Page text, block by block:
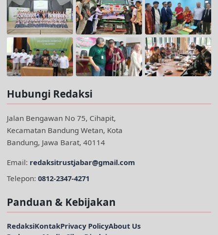
Hubungi Redaksi
Jalan Bengawan No 75, Cihapit,
Kecamatan Bandung Wetan, Kota
Bandung, Jawa Barat, 40114
Email: redaksitrustjabar@gmail.com
Telepon: 0812-2347-4271
Panduan & Kebijakan
RedaksiKontakPrivacy PolicyAbout Us